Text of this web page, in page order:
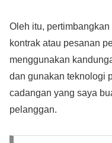
Oleh itu,
kontrak atau pesanan
menggunakan
dan gunakan teknologi
cadangan yang saya
pelanggan.